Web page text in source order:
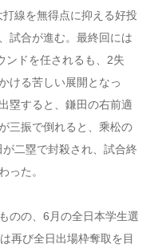
線を無得点に抑える好投
試合が進む。最終回には
ンドを任されるも、2失
ける苦しい展開となっ
塁すると、鎌田の右前適
三振で倒れると、乘松の
二塁で封殺され、試合終
った。
のの、6月の全日本学生選
再び全日出場枠奪取を目